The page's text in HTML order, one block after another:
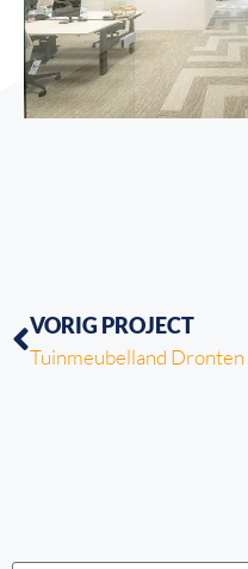
VORIG PROJECT
Tuinmeubelland Dronten